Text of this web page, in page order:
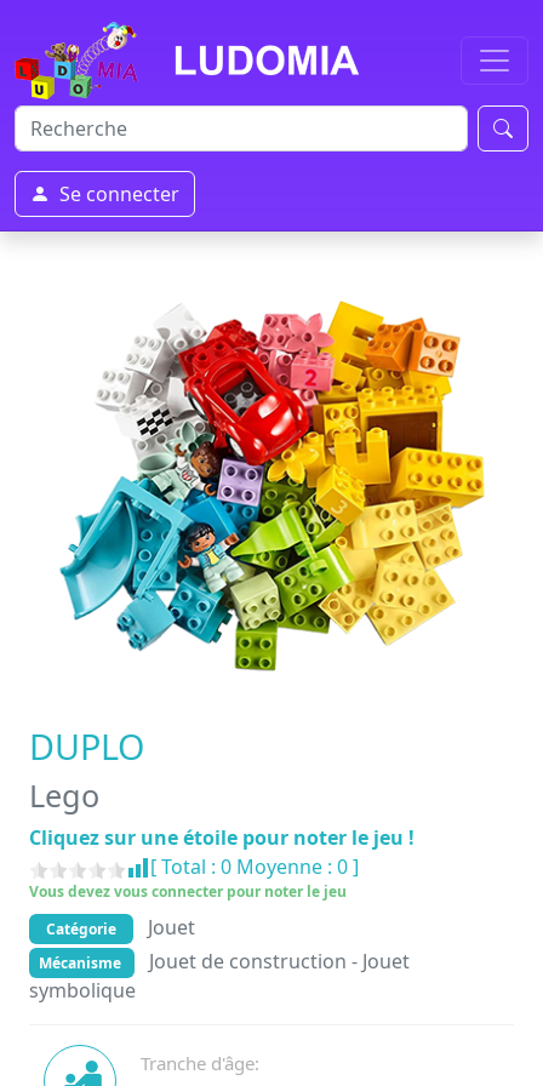
Se connecter
DUPLO
Lego
Cliquez sur une étoile pour noter le jeu !
[ Total : 0 Moyenne : 0]
Vous devez vous connecter pour noter le jeu
Catégorie
Jouet
Mécanisme
Jouet de construction - Jouet
symbolique
Tranche d'âge: